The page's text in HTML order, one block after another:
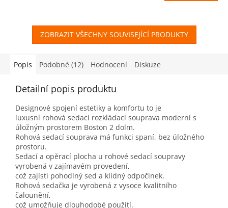
ZOBRAZIT VŠECHNY SOUVISEJÍCÍ PRODUKTY
Popis Podobné (12) Hodnocení Diskuze
Detailní popis produktu
Designové spojení estetiky a komfortu to je
luxusní rohová sedací rozkládací souprava moderní s
úložným prostorem Boston 2 dolm.
Rohová sedací souprava má funkci spaní, bez úložného
prostoru.
Sedací a opěrací plocha u rohové sedací soupravy
vyrobená v zajímavém provedení,
což zajísti pohodlný sed a klidný odpočinek.
Rohová sedačka je vyrobená z vysoce kvalitního
čalounění,
což umožňuje dlouhodobé použití.